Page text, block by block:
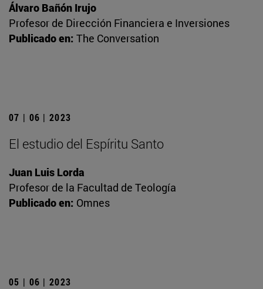
Álvaro Bañón Irujo
Profesor de Dirección Financiera e Inversiones
Publicado en: The Conversation
07 | 06 | 2023
El estudio del Espíritu Santo
Juan Luis Lorda
Profesor de la Facultad de Teología
Publicado en: Omnes
05 | 06 | 2023